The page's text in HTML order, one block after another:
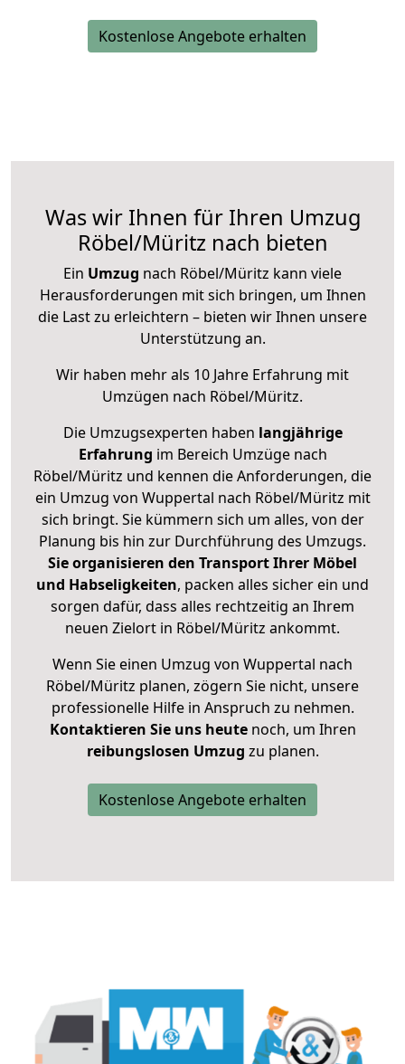
Kostenlose Angebote erhalten
Was wir Ihnen für Ihren Umzug
Röbel/Müritz nach bieten
Ein Umzug nach Röbel/Müritz kann viele
Herausforderungen mit sich bringen, um Ihnen
die Last zu erleichtern – bieten wir Ihnen unsere
Unterstützung an.
Wir haben mehr als 10 Jahre Erfahrung mit
Umzügen nach Röbel/Müritz.
Die Umzugsexperten haben langjährige
Erfahrung im Bereich Umzüge nach
Röbel/Müritz und kennen die Anforderungen, die
ein Umzug von Wuppertal nach Röbel/Müritz mit
sich bringt. Sie kümmern sich um alles, von der
Planung bis hin zur Durchführung des Umzugs.
Sie organisieren den Transport Ihrer Möbel
und Habseligkeiten, packen alles sicher ein und
sorgen dafür, dass alles rechtzeitig an Ihrem
neuen Zielort in Röbel/Müritz ankommt.
Wenn Sie einen Umzug von Wuppertal nach
Röbel/Müritz planen, zögern Sie nicht, unsere
professionelle Hilfe in Anspruch zu nehmen.
Kontaktieren Sie uns heutenoch, um Ihren
reibungslosen Umzug zu planen.
Kostenlose Angebote erhalten